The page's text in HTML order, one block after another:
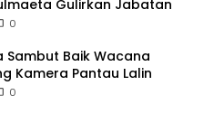
Gulirkan Jabatan
0
Sambut Baik Wacana
Kamera Pantau Lalin
0